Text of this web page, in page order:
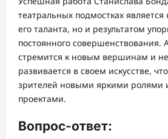
театральных подмостках является
его таланта, но и результатом
постоянного совершенствования.
стремится к новым вершинам и
развивается в своем искусстве,
зрителей новыми яркими ролями
проектами.
Вопрос-ответ: